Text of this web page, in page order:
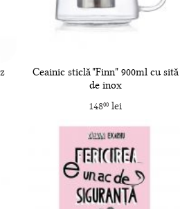
Ceainic sticlă "Finn" 900ml cu sită
de inox
14800 lei